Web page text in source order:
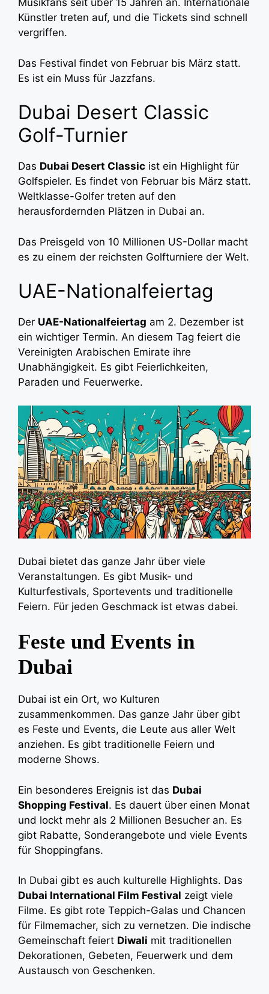
Musikfans seit über 15 Jahren an. Internationale
Künstler treten auf, und die Tickets sind schnell
vergriffen.
Das Festival findet von Februar bis März statt.
Es ist ein Muss für Jazzfans.
Dubai Desert Classic
Golf-Turnier
Das Dubai Desert Classic ist ein Highlight für
Golfspieler. Es findet von Februar bis März statt.
Weltklasse-Golfer treten auf den
herausfordernden Plätzen in Dubai an.
Das Preisgeld von 10 Millionen US-Dollar macht
es zu einem der reichsten Golfturniere der Welt.
UAE-Nationalfeiertag
Der UAE-Nationalfeiertag am 2. Dezember ist
ein wichtiger Termin. An diesem Tag feiert die
Vereinigten Arabischen Emirate ihre
Unabhängigkeit. Es gibt Feierlichkeiten,
Paraden und Feuerwerke.
Dubai bietet das ganze Jahr über viele
Veranstaltungen. Es gibt Musik- und
Kulturfestivals, Sportevents und traditionelle
Feiern. Für jeden Geschmack ist etwas dabei.
Feste und Events in
Dubai
Dubai ist ein Ort, wo Kulturen
zusammenkommen. Das ganze Jahr über gibt
es Feste und Events, die Leute aus aller Welt
anziehen. Es gibt traditionelle Feiern und
moderne Shows.
Ein besonderes Ereignis ist das Dubai
Shopping Festival. Es dauert über einen Monat
und lockt mehr als 2 Millionen Besucher an. Es
gibt Rabatte, Sonderangebote und viele Events
für Shoppingfans.
In Dubai gibt es auch kulturelle Highlights. Das
Dubai International Film Festival zeigt viele
Filme. Es gibt rote Teppich-Galas und Chancen
für Filmemacher, sich zu vernetzen. Die indische
Gemeinschaft feiert Diwali mit traditionellen
Dekorationen, Gebeten, Feuerwerk und dem
Austausch von Geschenken.